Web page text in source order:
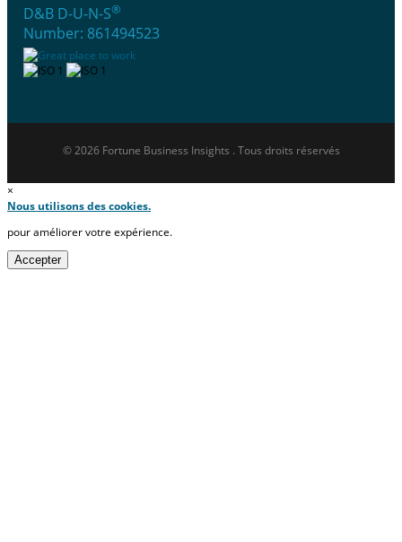
D&B D-U-N-S®
Number: 861494523
© 2026 Fortune Business Insights . Tous droits réservés
×
Nous utilisons des cookies.
pour améliorer votre expérience.
Accepter